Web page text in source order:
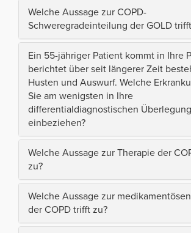
Welche Aussage zur COPD-
Schweregradeinteilung der GOLD
Ein 55-jähriger Patient kommt in Ihre
berichtet über seit längerer Zeit
Husten und Auswurf. Welche
Sie am wenigsten in Ihre
differentialdiagnostischen
einbeziehen?
Welche Aussage zur Therapie der
zu?
Welche Aussage zur
der COPD trifft zu?